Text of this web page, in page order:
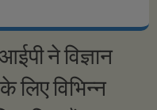
ने विज्ञान
लिए विभिन्न